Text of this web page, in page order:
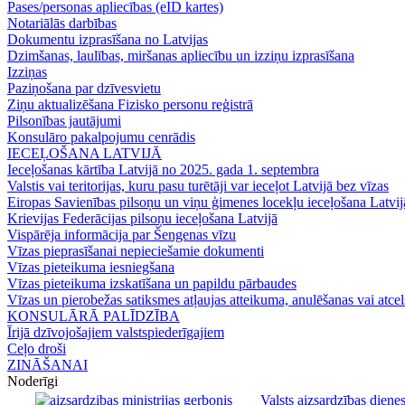
Pases/personas apliecības (eID kartes)
Notariālās darbības
Dokumentu izprasīšana no Latvijas
Dzimšanas, laulības, miršanas apliecību un izziņu izprasīšana
Izziņas
Paziņošana par dzīvesvietu
Ziņu aktualizēšana Fizisko personu reģistrā
Pilsonības jautājumi
Konsulāro pakalpojumu cenrādis
IECEĻOŠANA LATVIJĀ
Ieceļošanas kārtība Latvijā no 2025. gada 1. septembra
Valstis vai teritorijas, kuru pasu turētāji var ieceļot Latvijā bez vīzas
Eiropas Savienības pilsoņu un viņu ģimenes locekļu ieceļošana
Krievijas Federācijas pilsoņu ieceļošana Latvijā
Vispārēja informācija par Šengenas vīzu
Vīzas pieprasīšanai nepieciešamie dokumenti
Vīzas pieteikuma iesniegšana
Vīzas pieteikuma izskatīšana un papildu pārbaudes
Vīzas un pierobežas satiksmes atļaujas atteikuma, anulēšanas vai
KONSULĀRĀ PALĪDZĪBA
Īrijā dzīvojošajiem valstspiederīgajiem
Ceļo droši
ZINĀŠANAI
Noderīgi
Valsts aizsardzības